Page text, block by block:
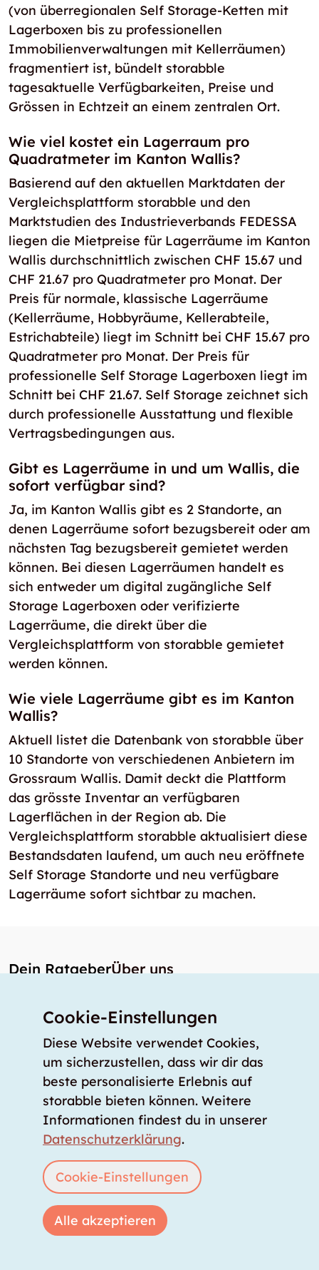
(von überregionalen Self Storage-Ketten mit
Lagerboxen bis zu professionellen
Immobilienverwaltungen mit Kellerräumen)
fragmentiert ist, bündelt storabble
tagesaktuelle Verfügbarkeiten, Preise und
Grössen in Echtzeit an einem zentralen Ort.
Wie viel kostet ein Lagerraum pro
Quadratmeter im Kanton Wallis?
Basierend auf den aktuellen Marktdaten der
Vergleichsplattform storabble und den
Marktstudien des Industrieverbands FEDESSA
liegen die Mietpreise für Lagerräume im Kanton
Wallis durchschnittlich zwischen CHF 15.67 und
CHF 21.67 pro Quadratmeter pro Monat. Der
Preis für normale, klassische Lagerräume
(Kellerräume, Hobbyräume, Kellerabteile,
Estrichabteile) liegt im Schnitt bei CHF 15.67 pro
Quadratmeter pro Monat. Der Preis für
professionelle Self Storage Lagerboxen liegt im
Schnitt bei CHF 21.67. Self Storage zeichnet sich
durch professionelle Ausstattung und flexible
Vertragsbedingungen aus.
Gibt es Lagerräume in und um Wallis, die
sofort verfügbar sind?
Ja, im Kanton Wallis gibt es 2 Standorte, an
denen Lagerräume sofort bezugsbereit oder am
nächsten Tag bezugsbereit gemietet werden
können. Bei diesen Lagerräumen handelt es
sich entweder um digital zugängliche Self
Storage Lagerboxen oder verifizierte
Lagerräume, die direkt über die
Vergleichsplattform von storabble gemietet
werden können.
Wie viele Lagerräume gibt es im Kanton
Wallis?
Aktuell listet die Datenbank von storabble über
10 Standorte von verschiedenen Anbietern im
Grossraum Wallis. Damit deckt die Plattform
das grösste Inventar an verfügbaren
Lagerflächen in der Region ab. Die
Vergleichsplattform storabble aktualisiert diese
Bestandsdaten laufend, um auch neu eröffnete
Self Storage Standorte und neu verfügbare
Lagerräume sofort sichtbar zu machen.
Dein RatgeberÜber uns
Unsere Partner
Unser Team
Unsere Preise
storabble Deutschland
storabble Österreich
Mehr über storabble
Medienbeiträge
Wie gross muss ein Lagerraum sein?
Was kostet ein Lagerraum?
Cookie-Einstellungen
Diese Website verwendet Cookies,
um sicherzustellen, dass wir dir das
beste personalisierte Erlebnis auf
storabble bieten können. Weitere
Informationen findest du in unserer
Datenschutzerklärung.
Cookie-Einstellungen
Alle akzeptieren